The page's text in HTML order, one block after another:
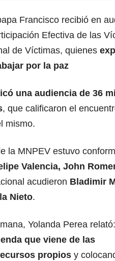
Francisco recibió en
Efectiva de las
de Víctimas, quienes
por la paz
una audiencia de 36
, que calificaron el
mismo.
la MNPEV estuvo
Valencia, John
acudieron Bladimir
Nieto.
Yolanda Perea relató:
que viene de las
propios y